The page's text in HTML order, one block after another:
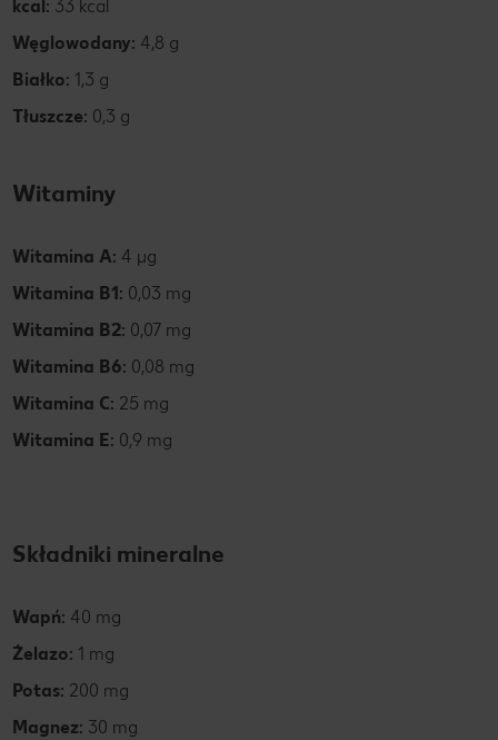
kcal: 33 kcal
Węglowodany: 4,8 g
Białko: 1,3 g
Tłuszcze: 0,3 g
Witaminy
Witamina A: 4 µg
Witamina B1: 0,03 mg
Witamina B2: 0,07 mg
Witamina B6: 0,08 mg
Witamina C: 25 mg
Witamina E: 0,9 mg
Składniki mineralne
Wapń: 40 mg
Żelazo: 1 mg
Potas: 200 mg
Magnez: 30 mg